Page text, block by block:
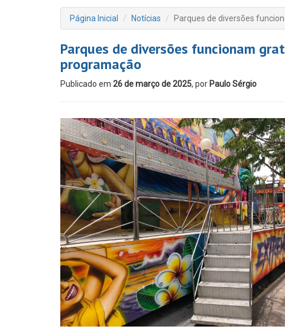
Página Inicial Notícias Parques de diversões
Parques de diversões funcionam
programação
Publicado em 26 de março de 2025, por Paulo Sérgio